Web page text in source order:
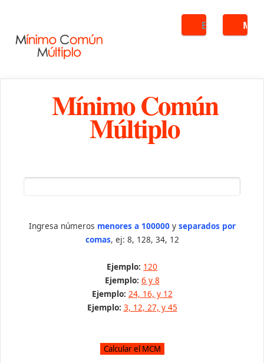
Buscar
Mínimo Común
Múltiplo
Ingresa números menores a 100000y separados por
comas, ej: 8, 128, 34, 12
Ejemplo: 120
Ejemplo: 6 y 8
Ejemplo: 24, 16, y 12
Ejemplo: 3, 12, 27, y 45